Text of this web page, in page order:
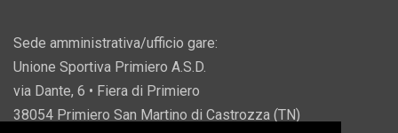
Sede amministrativa/ufficio gare:
Unione Sportiva Primiero A.S.D.
via Dante, 6 • Fiera di Primiero
38054 Primiero San Martino di Castrozza (TN)